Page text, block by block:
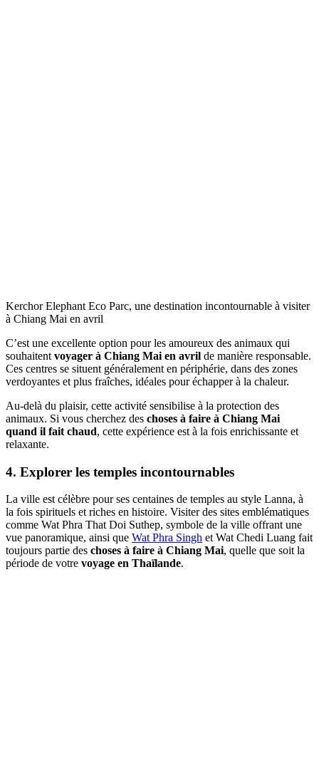
Kerchor Elephant Eco Parc, une destination incontournable à visiter
à Chiang Mai en avril
C’est une excellente option pour les amoureux des animaux qui
souhaitent voyager à Chiang Mai en avril de manière responsable.
Ces centres se situent généralement en périphérie, dans des zones
verdoyantes et plus fraîches, idéales pour échapper à la chaleur.
Au-delà du plaisir, cette activité sensibilise à la protection des
animaux. Si vous cherchez des choses à faire à Chiang Mai
quand il fait chaud, cette expérience est à la fois enrichissante et
relaxante.
4. Explorer les temples incontournables
La ville est célèbre pour ses centaines de temples au style Lanna, à
la fois spirituels et riches en histoire. Visiter des sites emblématiques
comme Wat Phra That Doi Suthep, symbole de la ville offrant une
vue panoramique, ainsi que Wat Phra Singh et Wat Chedi Luang fait
toujours partie des choses à faire à Chiang Mai, quelle que soit la
période de votre voyage en Thaïlande.